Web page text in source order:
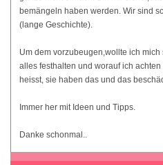
bemängeln haben werden. Wir sind
(lange Geschichte).
Um dem vorzubeugen,wollte ich
alles festhalten und worauf ich
heisst, sie haben das und das
Immer her mit Ideen und Tipps.
Danke schonmal..